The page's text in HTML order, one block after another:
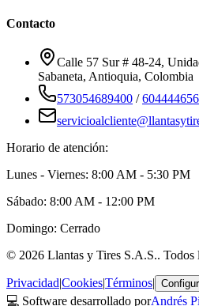
Contacto
Calle 57 Sur # 48-24,
Sabaneta, Antioquia, Colombia
573054689400 /
Horario de atención:
Lunes - Viernes: 8:00 AM - 5:30 PM
Sábado: 8:00 AM - 12:00 PM
Domingo: Cerrado
© 2026 Llantas y Tires S.A.S.. Todos
Privacidad|Cookies|Términos|
💻 Software desarrollado porAndrés